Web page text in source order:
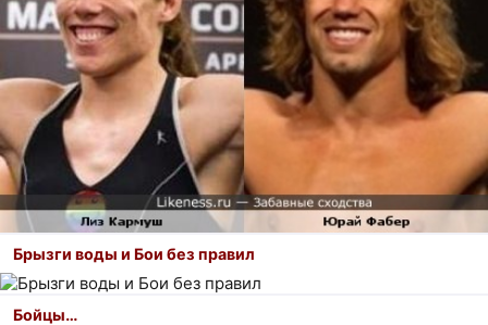
Брызги воды и Бои без правил
Бойцы…